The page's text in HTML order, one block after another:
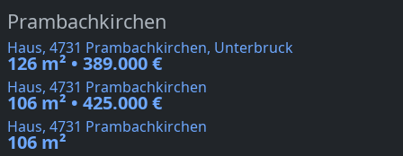
Prambachkirchen
Haus, 4731 Prambachkirchen, Unterbruck
126 m² • 389.000 €
Haus, 4731 Prambachkirchen
106 m² • 425.000 €
Haus, 4731 Prambachkirchen
106 m²